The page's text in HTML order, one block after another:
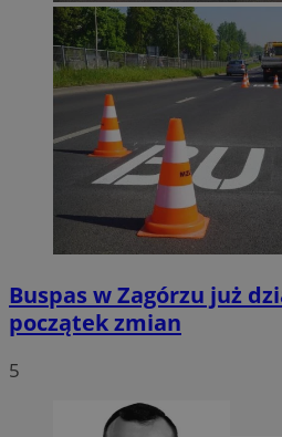
Buspas w Zagórzu już
początek zmian
5